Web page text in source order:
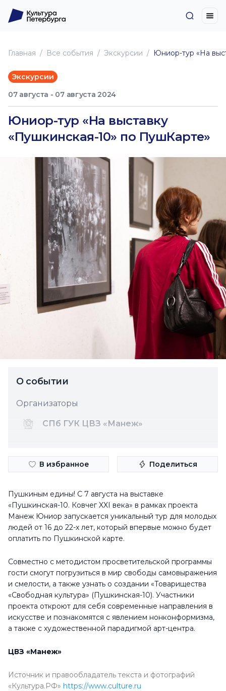
Главная Все события Экскурсии Юниор-тур «На
Экскурсии
07 августа - 07 августа 2024
Юниор-тур «На выставку
«Пушкинская-10» по ПушКарте»
О событии
Организаторы
СПб ГУК ЦВЗ «Манеж»
В избранное Поделиться
Пушкиным едины! С 7 августа на выставке
«Пушкинская-10. Ковчег XXI века» в рамках проекта
Манеж Юниор запускается уникальный тур для молодых
людей от 16 до 22-х лет, который впервые можно будет
оплатить по Пушкинской карте.
Совместно с методистом просветительской программы
гости смогут погрузиться в мир свободы самовыражения
и смелости, а также узнать о создании «Товарищества
«Свободная культура» (Пушкинская-10). Участники
проекта откроют для себя современные направления в
искусстве и познакомятся с явлением нонконформизма,
а также с художественной парадигмой арт-центра.
ЦВЗ «Манеж»
Источник и правообладатель текста и фотографий
«Культура.РФ» https://www.culture.ru